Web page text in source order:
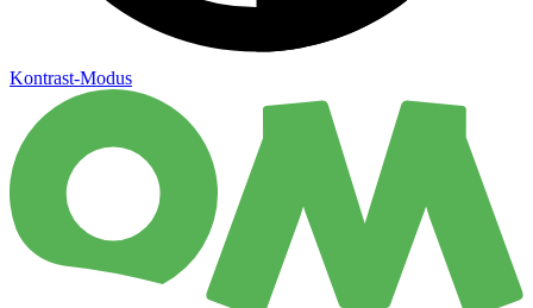
Kontrast-Modus